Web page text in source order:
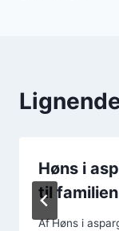
Høns i
til familien
AfHøns i